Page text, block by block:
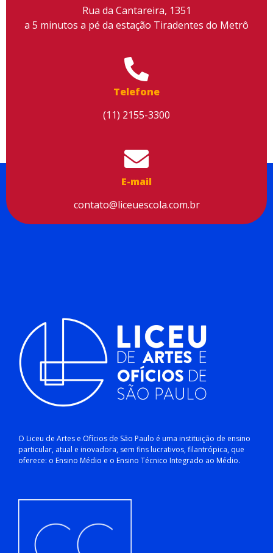
Rua da Cantareira, 1351
a 5 minutos a pé da estação Tiradentes do Metrô
Telefone
(11) 2155-3300
E-mail
contato@liceuescola.com.br
O Liceu de Artes e Ofícios de São Paulo é uma instituição de ensino
particular, atual e inovadora, sem fins lucrativos, filantrópica, que
oferece: o Ensino Médio e o Ensino Técnico Integrado ao Médio.
segurança à sua navegação. Para saber mais, consulte nossa
Política de Privacidade